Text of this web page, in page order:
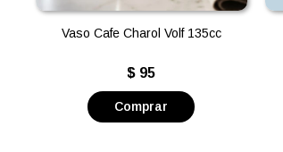
Vaso Cafe Charol Volf 135cc
$ 95